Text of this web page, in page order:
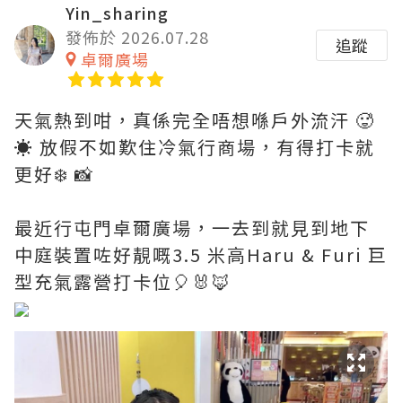
Yin_sharing
發佈於 2026.07.28
卓爾廣場
追蹤
天氣熱到咁，真係完全唔想喺戶外流汗 🥵
☀️ 放假不如歎住冷氣行商場，有得打卡就
更好❄️ 📸
最近行屯門卓爾廣場，一去到就見到地下
中庭裝置咗好靚嘅3.5 米高Haru & Furi 巨
型充氣露營打卡位🎈🐰🦊